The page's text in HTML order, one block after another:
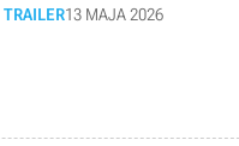
TRAILER13 MAJA 2026